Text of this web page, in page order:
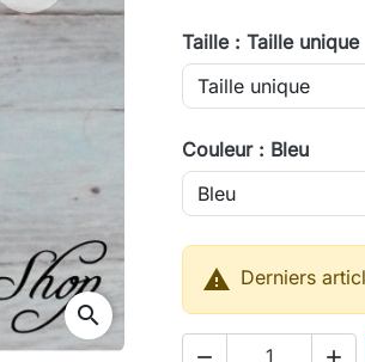
search
Taille : Taille unique
Couleur : Bleu
 Derniers